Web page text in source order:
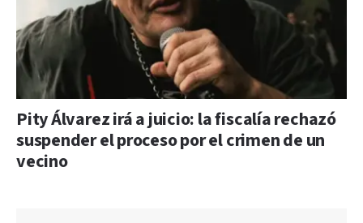
Pity Álvarez irá a juicio: la fiscalía rechazó
suspender el proceso por el crimen de un
vecino